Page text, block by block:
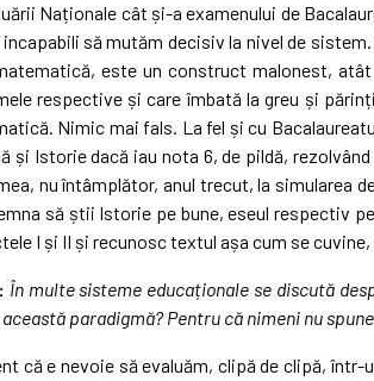
Naționale cât și-a examenului de
să mutăm decisiv la nivel de
este un construct malonest,
respective și care îmbată la greu și
Nimic mai fals. La fel și cu
și Istorie dacă iau nota 6, de pildă,
nu întâmplător, anul trecut, la simularea
să știi Istorie pe bune, eseul respectiv
I și II și recunosc textul așa cum se
În multe sisteme educaționale se discută
paradigmă? Pentru că nimeni nu
că e nevoie să evaluăm, clipă de clipă,